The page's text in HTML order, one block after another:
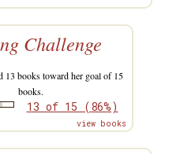
Challenge
13 books toward her goal of 15
books.
13 of 15 (86%)
view books